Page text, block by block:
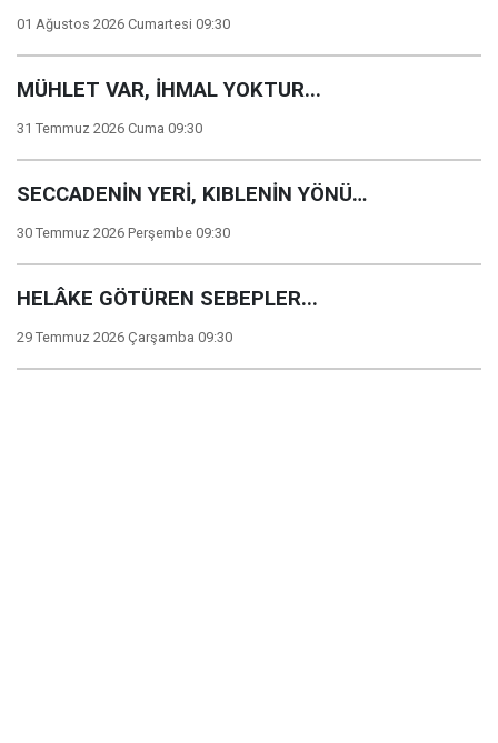
01 Ağustos 2026 Cumartesi 09:30
MÜHLET VAR, İHMAL YOKTUR...
31 Temmuz 2026 Cuma 09:30
SECCADENİN YERİ, KIBLENİN YÖNÜ…
30 Temmuz 2026 Perşembe 09:30
HELÂKE GÖTÜREN SEBEPLER...
29 Temmuz 2026 Çarşamba 09:30